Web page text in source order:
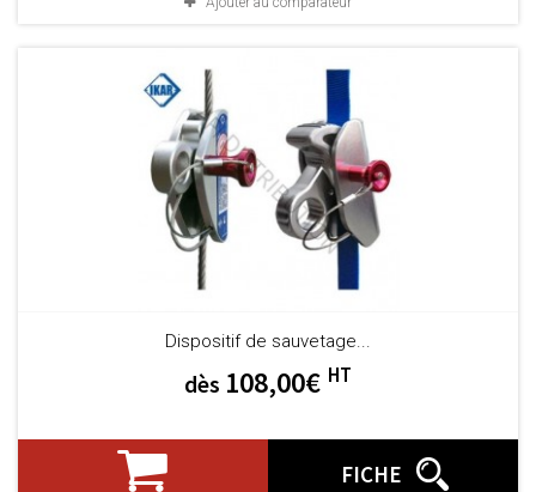
Dispositif de sauvetage...
dès 108,00€ HT
FICHE